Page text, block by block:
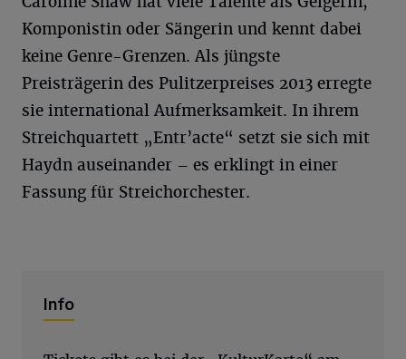
Komponistin oder Sängerin und kennt dabei
keine Genre-Grenzen. Als jüngste
Preisträgerin des Pulitzerpreises 2013 erregte
sie international Aufmerksamkeit. In ihrem
Streichquartett „Entr’acte“ setzt sie sich mit
Haydn auseinander – es erklingt in einer
Fassung für Streichorchester.
Info